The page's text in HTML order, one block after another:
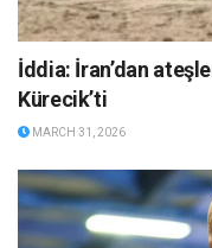
İddia: İran’dan
Kürecik’ti
MARCH 31, 2026